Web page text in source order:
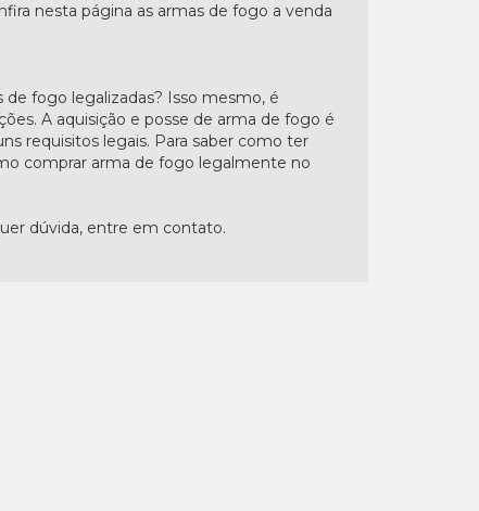
nesta página as armas de fogo a venda
fogo legalizadas? Isso mesmo, é
A aquisição e posse de arma de fogo é
requisitos legais. Para saber como ter
comprar arma de fogo legalmente no
dúvida, entre em contato.